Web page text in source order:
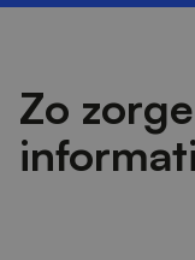
Zo